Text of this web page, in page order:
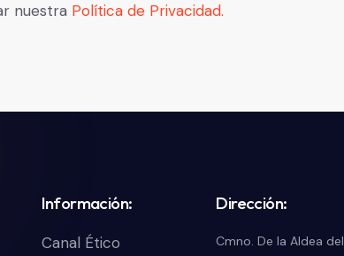
nuestra Política de Privacidad.
Información:
Canal Ético
Dirección:
Cmno. De la Aldea del